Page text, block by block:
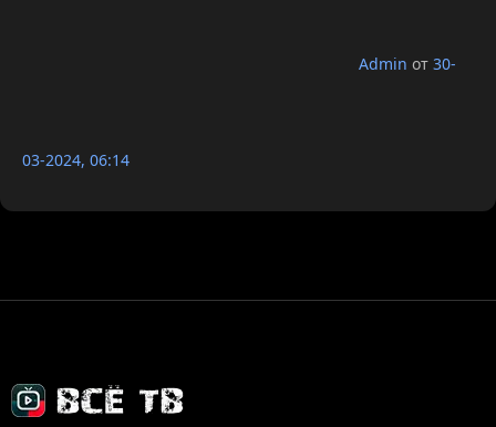
Admin от 30-
03-2024, 06:14